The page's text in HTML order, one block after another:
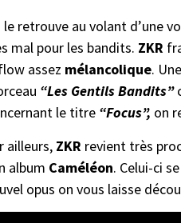
le retrouve au volant d’une
mal pour les bandits. ZKR
assez mélancolique.
“Les Gentils Bandits”
le titre “Focus”, on
ailleurs, ZKR revient très
album Caméléon. Celui-ci
opus on vous laisse